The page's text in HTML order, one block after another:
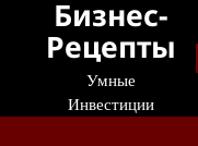
Перейти
содержанию
Бизнес-
Рецепты
Умные
Инвестиции